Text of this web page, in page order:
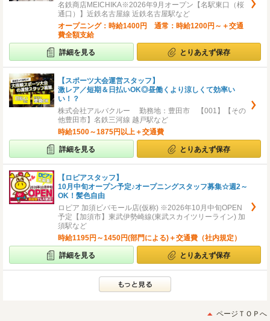
名鉄商店MEICHIKA※2026年9月オープン【名駅東口（桜
通口）】近鉄名古屋線 近鉄名古屋駅など
オープニング：時給1400円 通常：時給1200円～＋交通
費全額支給
詳細を見る とりあえず保存
【スポーツ大会運営スタッフ】
激レア／短期＆日払いOK◎昼働くより涼しくて効率い
い！？
株式会社アルバクルー 勤務地：豊田市 【001】【その
他豊田市】名鉄三河線 越戸駅など
時給1500～1875円以上＋交通費
詳細を見る とりあえず保存
【ロピアスタッフ】
10月中旬オープン予定♪オープニングスタッフ募集☆週2～
OK！髪色自由
ロピア 加須ビバモール店(仮称) ※2026年10月中旬OPEN
予定【加須市】東武伊勢崎線(東武スカイツリーライン) 加
須駅など
時給1195円～1450円(部門による)＋交通費（社内規定）
詳細を見る とりあえず保存
ページＴＯＰへ